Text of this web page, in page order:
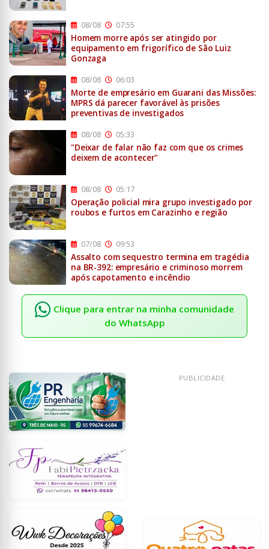
08/08 07:55
Homem morre após ser atingido por
equipamento em frigorífico de São Luiz
Gonzaga
08/08 06:03
Morte de empresário em Guarani das Missões:
MPRS dá parecer favorável às prisões
preventivas de investigados
08/08 05:33
"Deixar de falar não faz com que os crimes
deixem de acontecer"
08/08 05:17
Operação policial mira grupo investigado por
roubos e furtos em Carazinho e região
07/08 09:53
Assalto com sequestro termina em tragédia
na BR-392: empresário e criminoso morrem
após capotamento e incêndio
Clique para entrar na minha comunidade
do WhatsApp